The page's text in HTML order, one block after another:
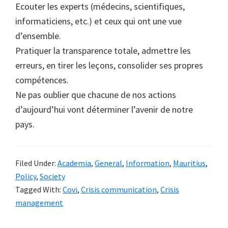
Ecouter les experts (médecins, scientifiques,
informaticiens, etc.) et ceux qui ont une vue
d’ensemble.
Pratiquer la transparence totale, admettre les
erreurs, en tirer les leçons, consolider ses propres
compétences.
Ne pas oublier que chacune de nos actions
d’aujourd’hui vont déterminer l’avenir de notre
pays.
Filed Under: Academia, General, Information, Mauritius,
Policy, Society
Tagged With: Covi, Crisis communication, Crisis
management